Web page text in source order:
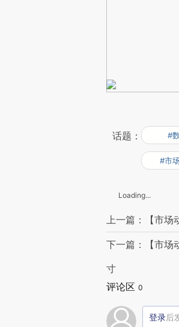
话题： #
#市
Loading...
上一篇：【市场
下一篇：【市场
寸
评论区 0
登录后